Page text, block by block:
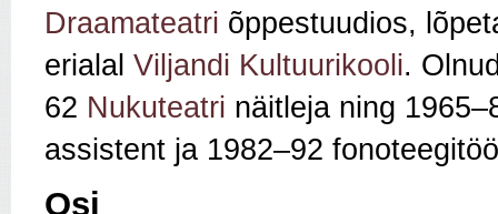
Draamateatri õppestuudios,
erialal Viljandi Kultuurikooli.
62 Nukuteatri näitleja ning
assistent ja 1982–92
Osi